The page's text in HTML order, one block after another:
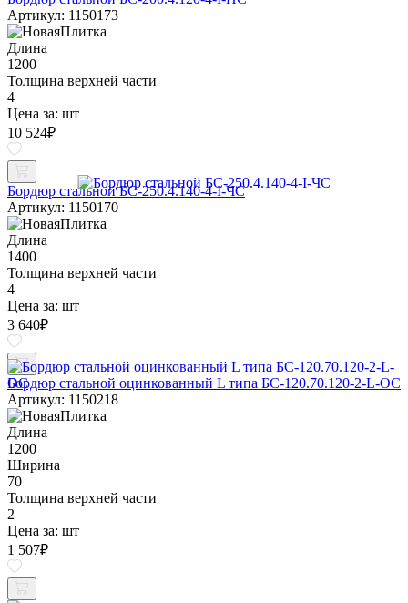
Артикул: 1150173
Длина
1200
Толщина верхней части
4
Цена за: шт
10 524₽
Бордюр стальной БС-250.4.140-4-I-ЧС
Артикул: 1150170
Длина
1400
Толщина верхней части
4
Цена за: шт
3 640₽
Бордюр стальной оцинкованный L типа БС-120.70.120-2-L-ОС
Артикул: 1150218
Длина
1200
Ширина
70
Толщина верхней части
2
Цена за: шт
1 507₽